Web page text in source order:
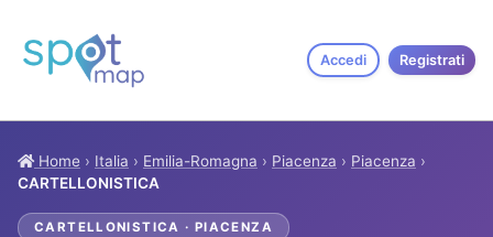
Accedi Registrati
Home › Italia › Emilia-Romagna › Piacenza › Piacenza ›
CARTELLONISTICA
CARTELLONISTICA · PIACENZA